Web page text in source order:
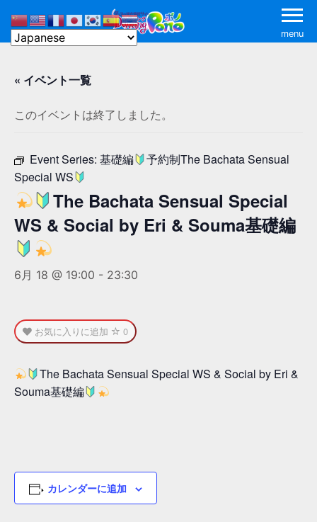
menu
« イベント一覧
このイベントは終了しました。
Event Series: 基礎編
予約制The Bachata Sensual
Special WS
The Bachata Sensual Special
WS & Social by Eri & Souma基礎編
6月 18 @ 19:00 - 23:30
お気に入りに追加 0
The Bachata Sensual Special WS & Social by Eri &
Souma基礎編
カレンダーに追加